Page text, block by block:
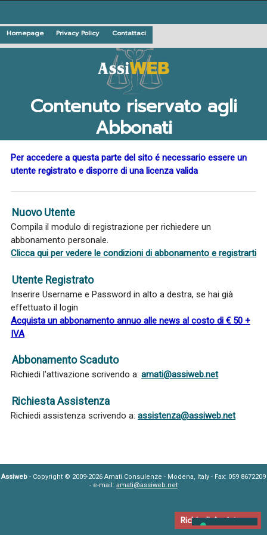
Homepage Privacy Policy Contattaci
Contenuto riservato agli
Abbonati
Per accedere a questa parte del sito é necessario essere un
utente registrato e disporre di una licenza valida
Nuovo Utente
Compila il modulo di registrazione per richiedere un
abbonamento personale.
Clicca qui per vedere le condizioni di abbonamento e registrarti
Utente Registrato
Inserire Username e Password in alto a destra, se hai già
effettuato il login
Acquista un abbonamento annuo alle news al costo di € 50 +
IVA
Abbonamento Scaduto
Richiedi l'attivazione scrivendo a: amati@assiweb.net
Richiesta Assistenza
Richiedi assistenza scrivendo a: assistenza@assiweb.net
Assiweb - Copyright © 2009-2026 Amati Consulenze - Modena, Italy - Fax: 059 8672209
- e-mail: amati@assiweb.net
Richiedi Assistenza